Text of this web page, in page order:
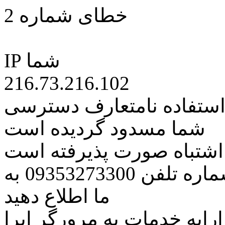
خطای شماره 2
IP شما
216.73.216.102
نامتعارف دسترسی
شما مسدود گردیده است
اشتباه صورت پذیرفته است
مراتب این مسئله را از طریق شماره تلفن 09353273300 به
ما اطلاع دهید
خدمات به مرورگر اپرا